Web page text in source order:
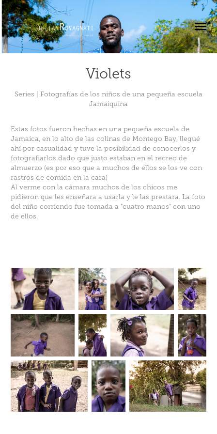
Violets
Series | Fotografías de los niños de una pequeña escuela
Jamaiquina
Estas fotos fueron hechas en una pequeña escuela de
Jamaica, en lo alto de las colinas de Montego Bay, llegué
ahí por casualidad y tuve la posibilidad de conocerlos y
fotografiarlos dado que justo estaban en el recreo de
almuerzo (es por eso que a muchos de ellos se los ve con
rastros de comida en la cara)
Al verme con la cámara muchos de los chicos me
pidieron que les enseñara a usarla y le las prestara. La foto
del niño corriendo fue tomada a "cuatro manos" con uno
de ellos.